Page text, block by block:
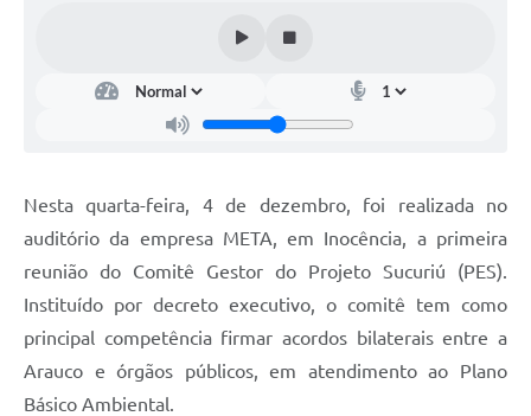
Nesta quarta-feira, 4 de dezembro, foi realizada no
auditório da empresa META, em Inocência, a primeira
reunião do Comitê Gestor do Projeto Sucuriú (PES).
Instituído por decreto executivo, o comitê tem como
principal competência firmar acordos bilaterais entre a
Arauco e órgãos públicos, em atendimento ao Plano
Básico Ambiental.